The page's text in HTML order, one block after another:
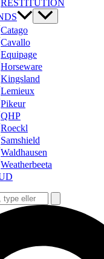
RESTITUTION
Catago
Cavallo
Equipage
Horseware
Kingsland
Lemieux
Pikeur
QHP
Roeckl
Samshield
Waldhausen
Weatherbeeta